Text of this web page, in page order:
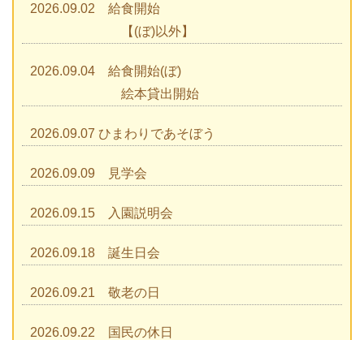
2026.09.02 給食開始
【(ぼ)以外】
2026.09.04 給食開始(ぼ)
絵本貸出開始
2026.09.07 ひまわりであそぼう
2026.09.09 見学会
2026.09.15 入園説明会
2026.09.18 誕生日会
2026.09.21 敬老の日
2026.09.22 国民の休日